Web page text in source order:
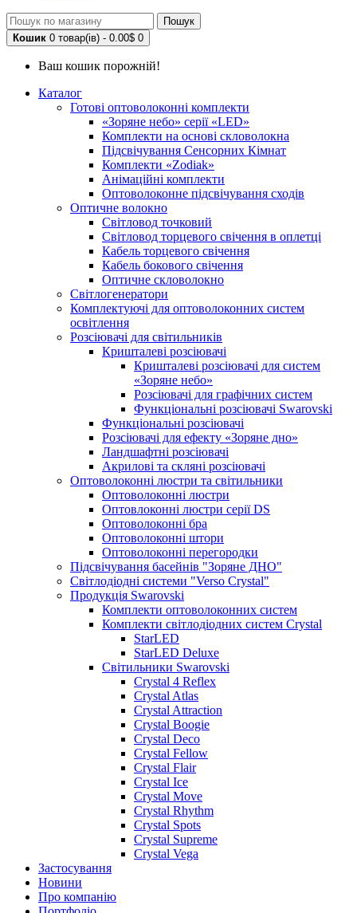
Пошук
Кошик 0 товар(ів) - 0.00$ 0
Ваш кошик порожній!
Каталог
Готові оптоволоконні комплекти
«Зоряне небо» серії «LED»
Комплекти на основі скловолокна
Підсвічування Сенсорних Кімнат
Комплекти «Zodiak»
Анімаційні комплекти
Оптоволоконне підсвічування сходів
Оптичне волокно
Світловод точковий
Світловод торцевого свічення в оплетці
Кабель торцевого свічення
Кабель бокового свічення
Оптичне скловолокно
Світлогенератори
Комплектуючі для оптоволоконних систем
освітлення
Розсіювачі для світильників
Кришталеві розсіювачі
Кришталеві розсіювачі для систем
«Зоряне небо»
Розсіювачі для графічних систем
Функціональні розсіювачі Swarovski
Функціональні розсіювачі
Розсіювачі для ефекту «Зоряне дно»
Ландшафтні розсіювачі
Акрилові та скляні розсіювачі
Оптоволоконні люстри та світильники
Оптоволоконні люстри
Оптовлоконні люстри серії DS
Оптоволоконні бра
Оптоволоконні штори
Оптоволоконні перегородки
Підсвічування басейнів "Зоряне ДНО"
Світлодіодні системи "Verso Crystal"
Продукція Swarovski
Комплекти оптоволоконних систем
Комплекти світлодіодних систем Crystal
StarLED
StarLED Deluxe
Світильники Swarovski
Crystal 4 Reflex
Crystal Atlas
Crystal Attraction
Crystal Boogie
Crystal Deco
Crystal Fellow
Crystal Flair
Crystal Ice
Crystal Move
Crystal Rhythm
Crystal Spots
Crystal Supreme
Crystal Vega
Застосування
Новини
Про компанію